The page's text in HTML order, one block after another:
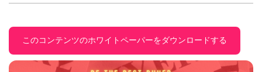
このコンテンツのホワイトペーパーをダウンロードする